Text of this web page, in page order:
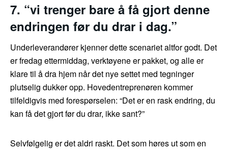
7. “vi trenger bare å få gjort denne
endringen før du drar i dag.”
Underleverandører kjenner dette scenariet altfor godt. Det
er fredag ettermiddag, verktøyene er pakket, og alle er
klare til å dra hjem når det nye settet med tegninger
plutselig dukker opp. Hovedentreprenøren kommer
tilfeldigvis med forespørselen: “Det er en rask endring, du
kan få det gjort før du drar, ikke sant?”
Selvfølgelig er det aldri raskt. Det som høres ut som en